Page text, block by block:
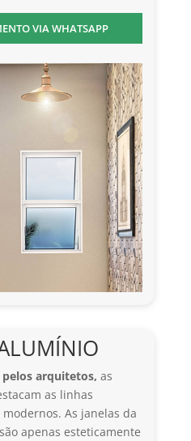
VIA WHATSAPP
arquitetos, as
as linhas
As janelas da
apenas esteticamente